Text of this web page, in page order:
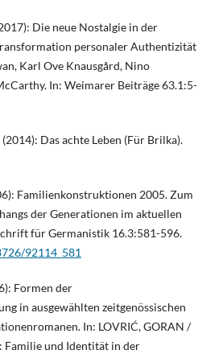
Die neue Nostalgie in der
personaler Authentizität
Karl Ove Knausgård, Nino
In: Weimarer Beiträge 63.1:5-
Das achte Leben (Für Brilka).
Familienkonstruktionen 2005. Zum
der Generationen im aktuellen
für Germanistik 16.3:581-596.
92114_581
Formen der
in ausgewählten zeitgenössischen
In: LOVRIĆ, GORAN /
Familie und Identität in der